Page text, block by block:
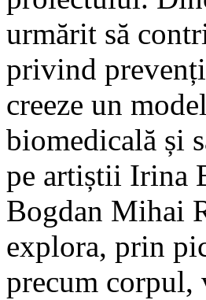
urmărit să
privind
creeze un
biomedicală și
pe artiștii Irina
Bogdan Mihai
explora, prin
precum corpul,